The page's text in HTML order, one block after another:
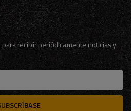
recibir periódicamente noticias y